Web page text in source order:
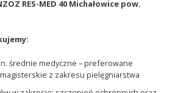
RES-MED 40 Michałowice pow.
średnie medyczne – preferowane
z zakresu pielęgniarstwa